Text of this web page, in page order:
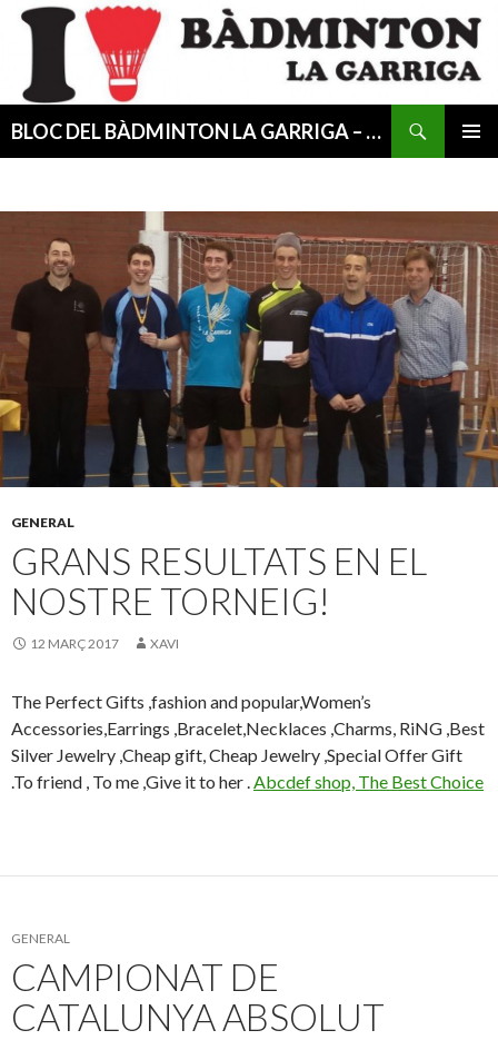
BLOC DEL BÀDMINTON LA GARRIGA – CESIB
GENERAL
GRANS RESULTATS EN EL
NOSTRE TORNEIG!
12 MARÇ 2017 XAVI
The Perfect Gifts ,fashion and popular,Women’s
Accessories,Earrings ,Bracelet,Necklaces ,Charms, RiNG ,Best
Silver Jewelry ,Cheap gift, Cheap Jewelry ,Special Offer Gift
.To friend , To me ,Give it to her .Abcdef shop, The Best Choice
GENERAL
CAMPIONAT DE
CATALUNYA ABSOLUT